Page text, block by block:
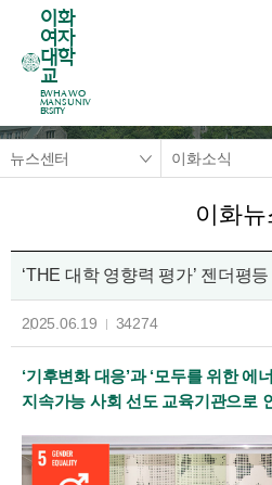
이화
여자
대학
교
EWHA WO
MANS UNIV
ERSITY
뉴스센터 이화소식
이화뉴
‘THE 대학 영향력 평가’ 젠더평
2025.06.19 34274
‘기후변화 대응’과 ‘모두를 위한 에
지속가능 사회 선도 교육기관으로